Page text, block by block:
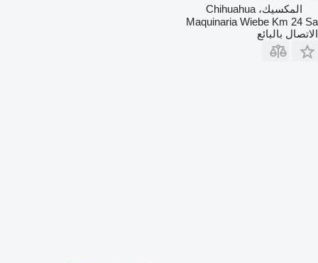
المكسيك، Chihuahua
Maquinaria Wiebe Km 24 Sa
الاتصال بالبائع